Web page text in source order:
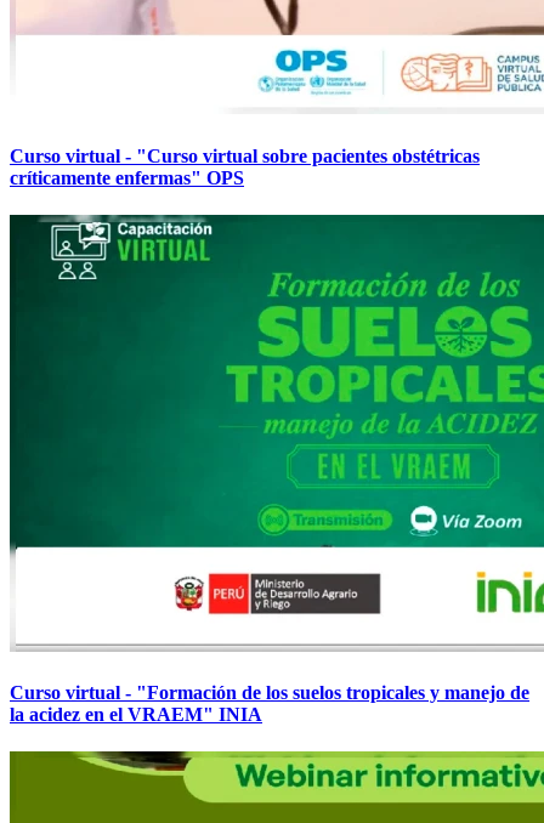
Curso virtual - "Curso virtual sobre pacientes obstétricas
críticamente enfermas" OPS
Curso virtual - "Formación de los suelos tropicales y manejo de
la acidez en el VRAEM" INIA